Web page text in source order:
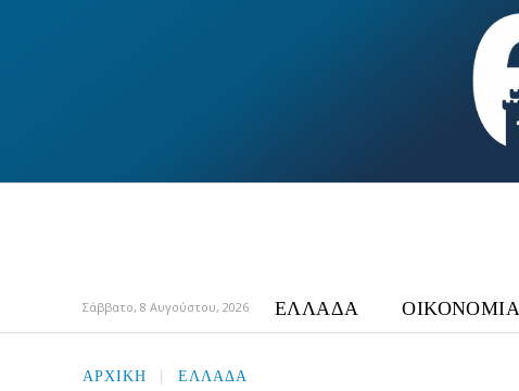
Σάββατο, 8 Αυγούστου, 2026 ΕΛΛΑΔΑ ΟΙΚΟΝΟΜΙΑ
ΑΡΧΙΚΉ ΕΛΛΑΔΑ